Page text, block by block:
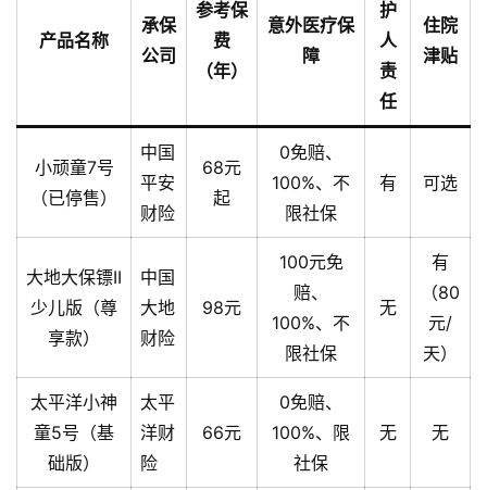
产品名称
承保
公司
参考保
费
（年）
意外医疗保
障
护
人
责
任
住院
津贴
小顽童7号
（已停售）
中国
平安
财险
68元
起
0免赔、
100%、不
限社保
有 可选
大地大保镖II
少儿版（尊
享款）
中国
大地
财险
98元
100元免
赔、
100%、不
限社保
无
有
（80
元/
天）
太平洋小神
童5号（基
础版）
太平
洋财
险
66元
0免赔、
100%、限
社保
无 无